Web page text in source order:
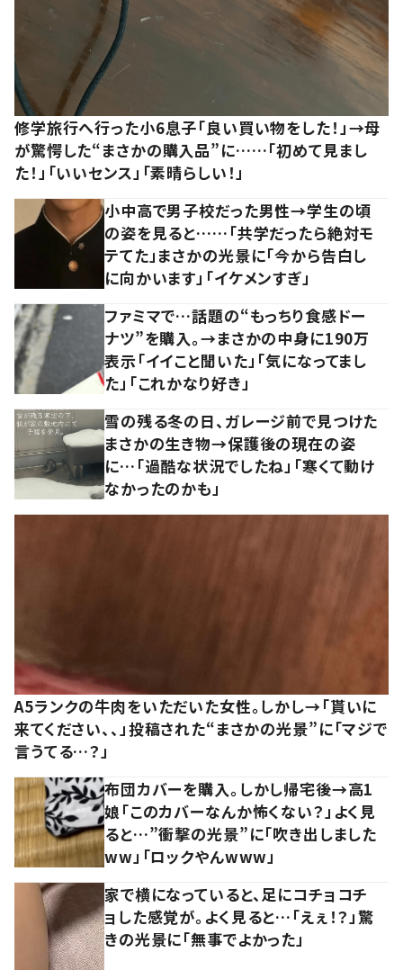
修学旅行へ行った小6息子「良い買い物をした！」→母
が驚愕した“まさかの購入品”に……「初めて見まし
た！」「いいセンス」「素晴らしい！」
小中高で男子校だった男性→学生の頃
の姿を見ると……「共学だったら絶対モ
テてた」まさかの光景に「今から告白し
に向かいます」「イケメンすぎ」
ファミマで…話題の“もっちり食感ドー
ナツ”を購入。→まさかの中身に190万
表示「イイこと聞いた」「気になってまし
た」「これかなり好き」
雪の残る冬の日、ガレージ前で見つけた
まさかの生き物→保護後の現在の姿
に…「過酷な状況でしたね」「寒くて動け
なかったのかも」
A5ランクの牛肉をいただいた女性。しかし→「貰いに
来てください、、」投稿された“まさかの光景”に「マジで
言うてる…？」
布団カバーを購入。しかし帰宅後→高1
娘「このカバーなんか怖くない？」よく見
ると…”衝撃の光景”に「吹き出しました
ww」「ロックやんwww」
家で横になっていると、足にコチョコチ
ョした感覚が。よく見ると…「えぇ！？」驚
きの光景に「無事でよかった」